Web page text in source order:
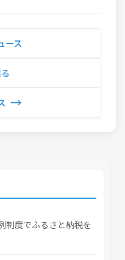
ース
→
制度でふるさと納税を